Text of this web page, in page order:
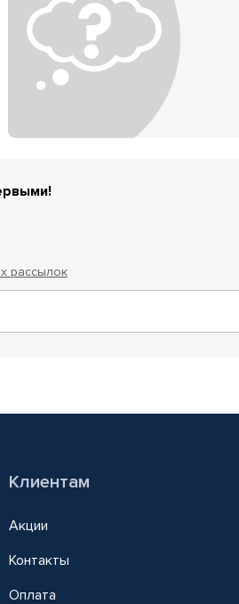
рассылок
Клиентам
Акции
Контакты
Оплата